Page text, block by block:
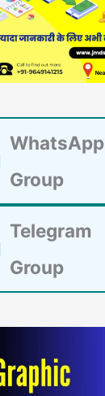
WhatsApp
Group
Telegram
Group